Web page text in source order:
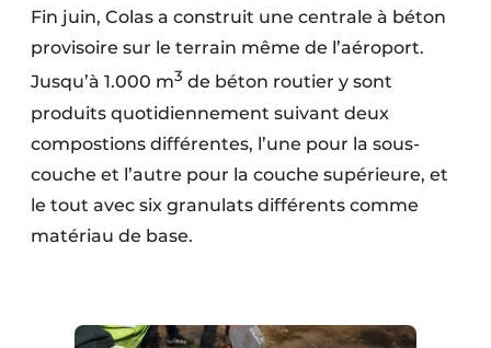
Fin juin, Colas a construit une centrale à béton
provisoire sur le terrain même de l’aéroport.
Jusqu’à 1.000 m3 de béton routier y sont
produits quoti­diennement suivant deux
compostions différentes, l’une pour la sous-
couche et l’autre pour la couche supérieure, et
le tout avec six granulats différents comme
matériau de base.